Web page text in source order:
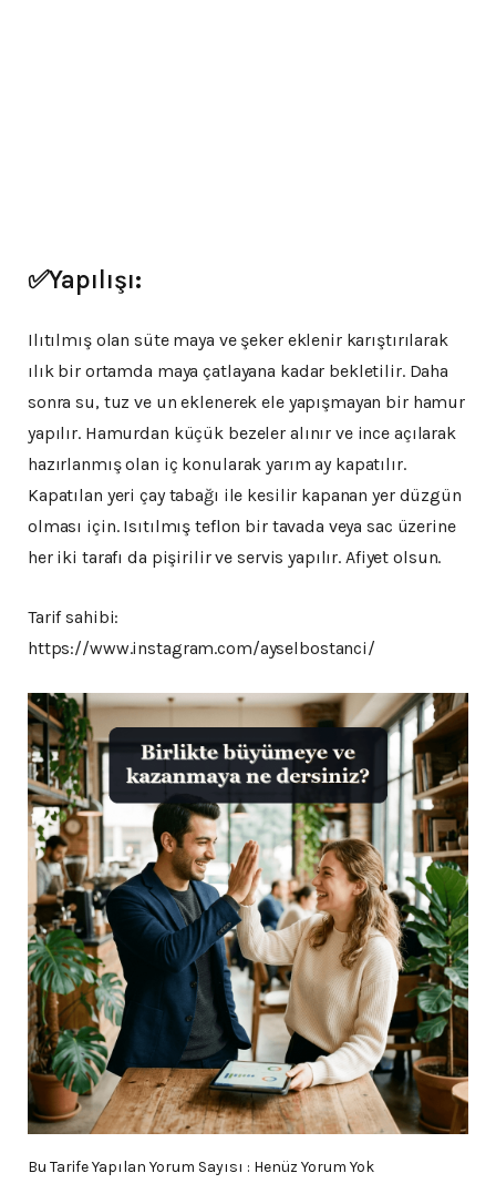
✅Yapılışı:
Ilıtılmış olan süte maya ve şeker eklenir karıştırılarak
ılık bir ortamda maya çatlayana kadar bekletilir. Daha
sonra su, tuz ve un eklenerek ele yapışmayan bir hamur
yapılır. Hamurdan küçük bezeler alınır ve ince açılarak
hazırlanmış olan iç konularak yarım ay kapatılır.
Kapatılan yeri çay tabağı ile kesilir kapanan yer düzgün
olması için. Isıtılmış teflon bir tavada veya sac üzerine
her iki tarafı da pişirilir ve servis yapılır. Afiyet olsun.
Tarif sahibi:
https://www.instagram.com/ayselbostanci/
Bu Tarife Yapılan Yorum Sayısı : Henüz Yorum Yok